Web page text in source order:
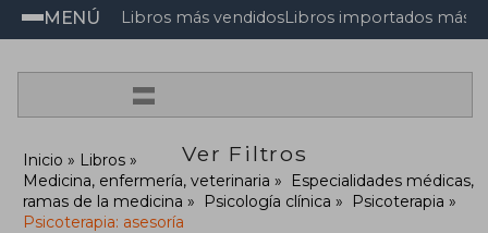
MENÚ Libros más vendidosLibros importados más
=
Ver Filtros
Inicio
Libros
Medicina, enfermería, veterinaria
Especialidades médicas,
ramas de la medicina
Psicología clínica
Psicoterapia
Psicoterapia: asesoría